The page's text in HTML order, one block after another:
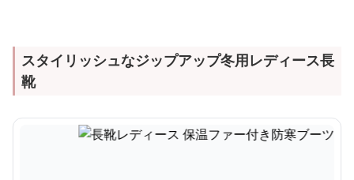
スタイリッシュなジップアップ冬用レディース長
靴